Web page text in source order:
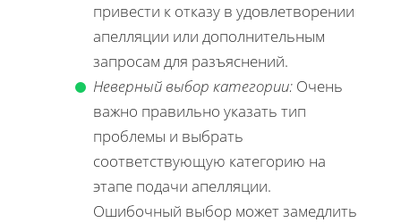
привести к отказу в удовлетворении
апелляции или дополнительным
запросам для разъяснений.
Неверный выбор категории: Очень
важно правильно указать тип
проблемы и выбрать
соответствующую категорию на
этапе подачи апелляции.
Ошибочный выбор может замедлить